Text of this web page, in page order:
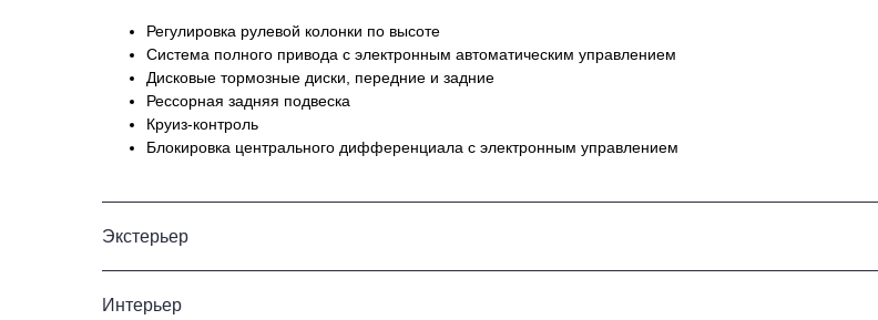
Регулировка рулевой колонки по высоте
Система полного привода с электронным автоматическим управлением
Дисковые тормозные диски, передние и задние
Рессорная задняя подвеска
Круиз-контроль
Блокировка центрального дифференциала с электронным управлением
Экстерьер
Интерьер